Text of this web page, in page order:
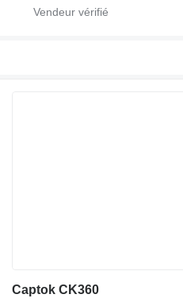
Captok CK360